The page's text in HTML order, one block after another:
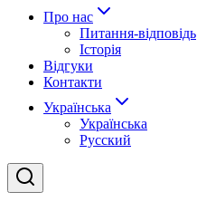
Про нас
Питання-відповідь
Історія
Відгуки
Контакти
Українська
Українська
Русский